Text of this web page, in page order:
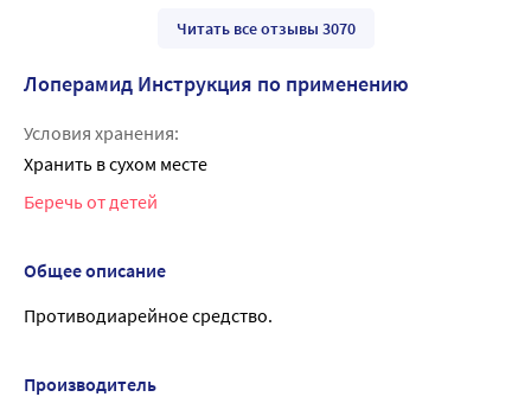
Читать все отзывы 3070
Лоперамид Инструкция по применению
Условия хранения:
Хранить в сухом месте
Беречь от детей
Общее описание
Противодиарейное средство.
Производитель